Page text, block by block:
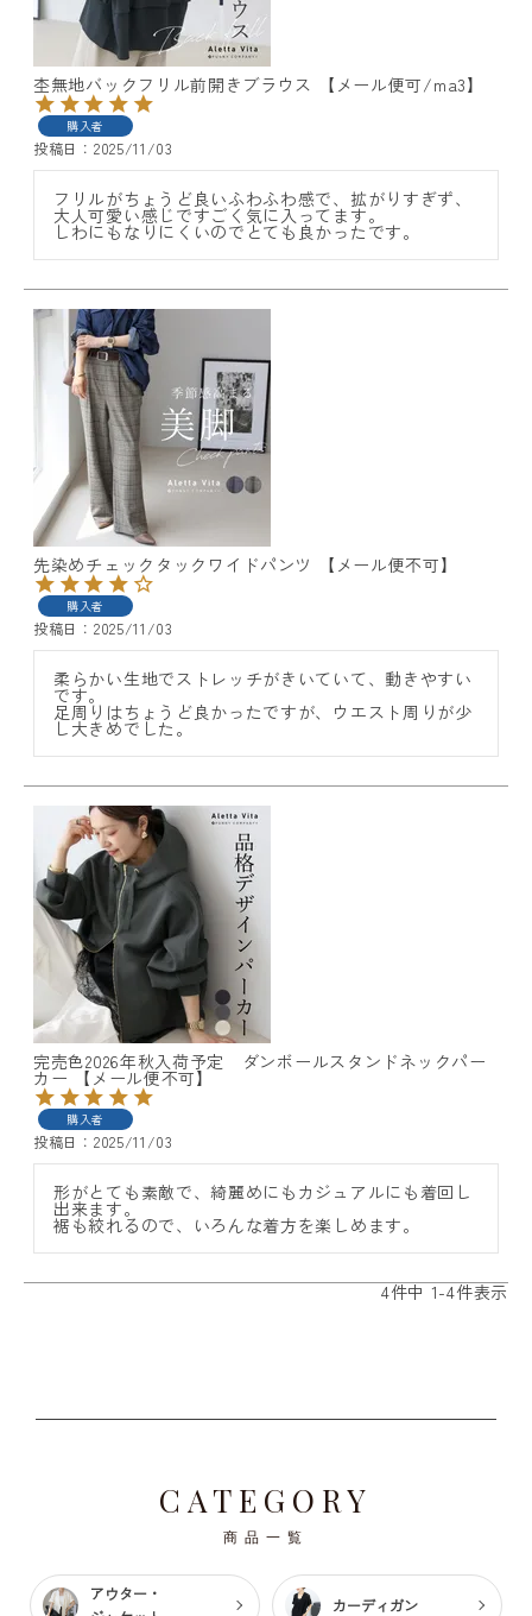
杢無地バックフリル前開きブラウス 【メール便可/ma3】
購入者
投稿日 2025/11/03
フリルがちょうど良いふわふわ感で、拡がりすぎず、
大人可愛い感じですごく気に入ってます。
しわにもなりにくいのでとても良かったです。
先染めチェックタックワイドパンツ 【メール便不可】
購入者
投稿日 2025/11/03
柔らかい生地でストレッチがきいていて、動きやすい
です。
足周りはちょうど良かったですが、ウエスト周りが少
し大きめでした。
完売色2026年秋入荷予定 ダンボールスタンドネックパー
カー 【メール便不可】
購入者
投稿日 2025/11/03
形がとても素敵で、綺麗めにもカジュアルにも着回し
出来ます。
裾も絞れるので、いろんな着方を楽しめます。
4件中 1-4件表示
CATEGORY
商品一覧
アウター・
カーディガン